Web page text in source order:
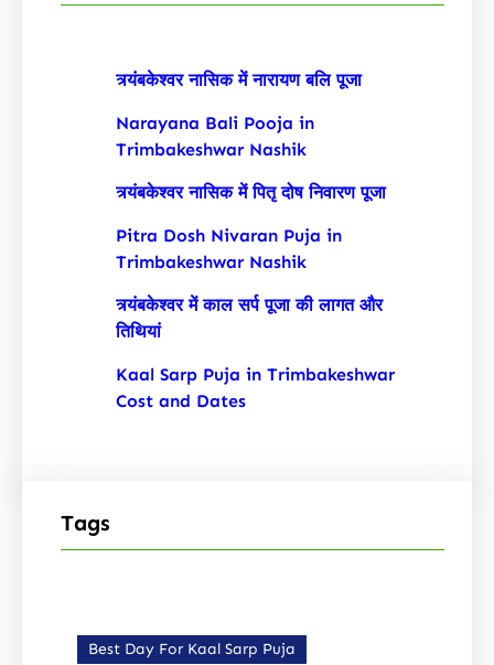
त्र्यंबकेश्वर नासिक में नारायण बलि पूजा
Narayana Bali Pooja in
Trimbakeshwar Nashik
त्र्यंबकेश्वर नासिक में पितृ दोष निवारण पूजा
Pitra Dosh Nivaran Puja in
Trimbakeshwar Nashik
त्र्यंबकेश्वर में काल सर्प पूजा की लागत और
तिथियां
Kaal Sarp Puja in Trimbakeshwar
Cost and Dates
Tags
Best Day For Kaal Sarp Puja